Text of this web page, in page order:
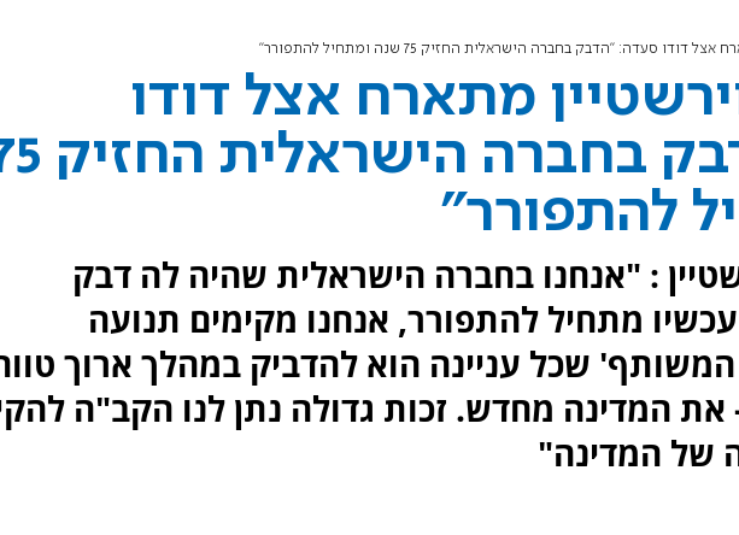
סעדה: "הדבק בחברה הישראלית החזיק 75 שנה ומתחיל להתפורר"
מתארח אצל דודו
סעדה: "הדבק בחברה
להתפורר"
: "אנחנו בחברה הישראלית שהיה לה דבק
75 שנה ועכשיו מתחיל להתפורר, אנחנו מקימים תנועה
שכל עניינה הוא להדביק במהלך ארוך
את המדינה מחדש. זכות גדולה נתן לנו הקב"ה
של המדינה"